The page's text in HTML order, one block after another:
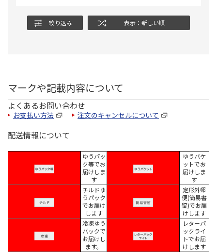
絞り込み 表示：新しい順
マークや記載内容について
よくあるお問い合わせ
お支払い方法 注文のキャンセルについて
配送情報について
ゆうパッ
ク等でお
届けしま
す
ゆうパケ
ットでお
届けしま
す
チルドゆ
うパック
でお届け
します
定形外郵
便(簡易書
留)でお届
けします
冷凍ゆう
パックで
お届けし
ます。
レターパ
ックライ
トでお届
けします